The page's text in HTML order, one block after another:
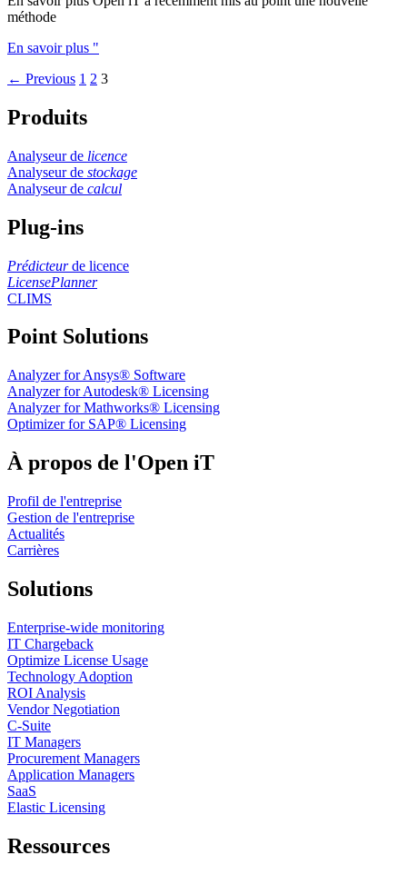
méthode
En savoir plus "
← Previous 1 2 3
Produits
Analyseur de licence
Analyseur de stockage
Analyseur de calcul
Plug-ins
Prédicteurde licence
LicensePlanner
CLIMS
Point Solutions
Analyzer for Ansys® Software
Analyzer for Autodesk® Licensing
Analyzer for Mathworks® Licensing
Optimizer for SAP® Licensing
À propos de l'Open iT
Profil de l'entreprise
Gestion de l'entreprise
Actualités
Carrières
Solutions
Enterprise-wide monitoring
IT Chargeback
Optimize License Usage
Technology Adoption
ROI Analysis
Vendor Negotiation
C-Suite
IT Managers
Procurement Managers
Application Managers
SaaS
Elastic Licensing
Ressources